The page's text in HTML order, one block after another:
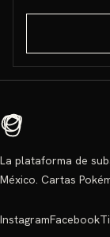
La plataforma de
México. Cartas
InstagramFacebook